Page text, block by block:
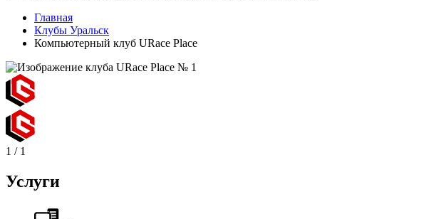
Главная
Клубы Уральск
Компьютерный клуб URace Place
1 / 1
Услуги